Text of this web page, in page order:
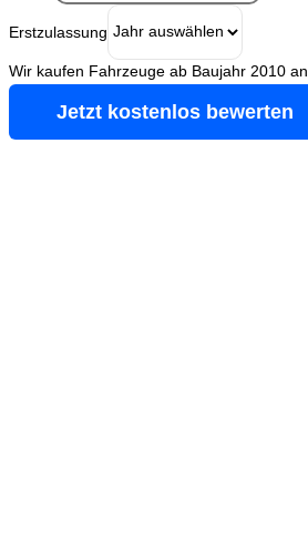
Erstzulassung
Wir kaufen Fahrzeuge ab Baujahr 2010 an.
Jetzt kostenlos bewerten